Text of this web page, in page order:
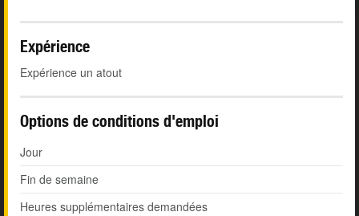
Expérience
Expérience un atout
Options de conditions d'emploi
Jour
Fin de semaine
Heures supplémentaires demandées